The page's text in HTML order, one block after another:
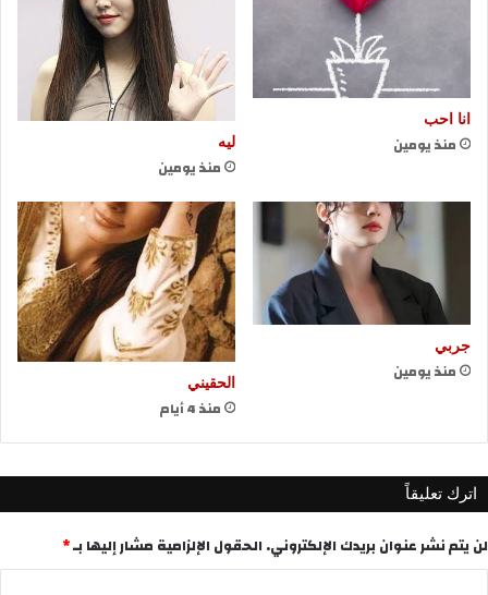
انا احب
منذ يومين ليه
منذ يومين
جربي
منذ يومين الحقيني
منذ 4 أيام
اترك تعليقاً
لن يتم نشر عنوان بريدك الإلكتروني. الحقول الإلزامية مشار إليها بـ*